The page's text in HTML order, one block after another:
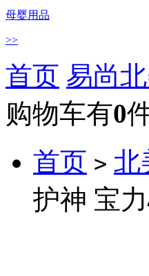
母婴用品
>>
首页 易尚
购物车有0
首页 > 北
护神 宝